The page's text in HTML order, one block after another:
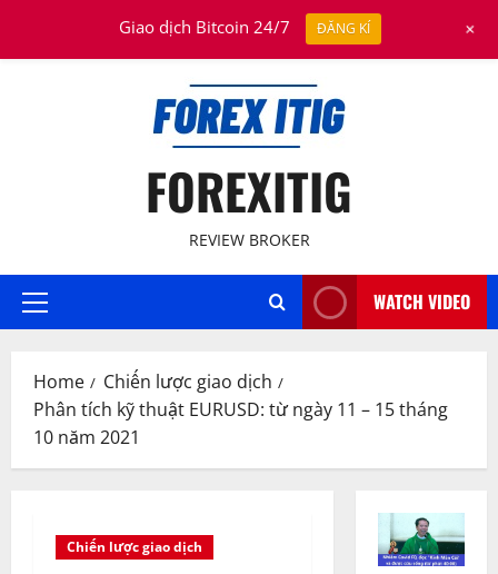
August 9, 2026
FOREXITIG
REVIEW BROKER
Primary
WATCH VIDEO
Home
Chiến lược giao dịch
Phân tích kỹ thuật EURUSD: từ ngày 11 – 15 tháng
10 năm 2021
Chiến lược giao dịch
Giao dịch Bitcoin 24/7 ĐĂNG KÍ +